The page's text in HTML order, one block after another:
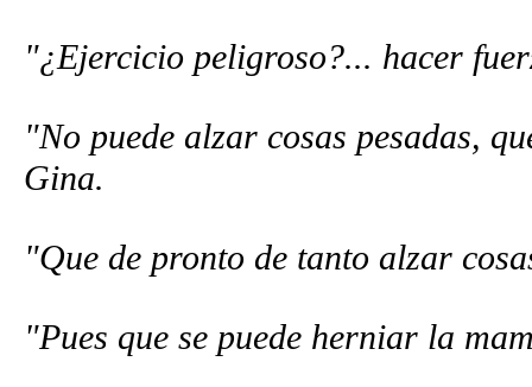
"¿Ejercicio peligroso?... hacer
"No puede alzar cosas pesadas,
Gina.
"Que de pronto de tanto alzar
"Pues que se puede herniar la